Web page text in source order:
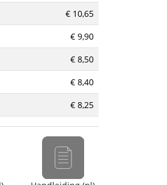
€ 10,65
€ 9,90
€ 8,50
€ 8,40
€ 8,25